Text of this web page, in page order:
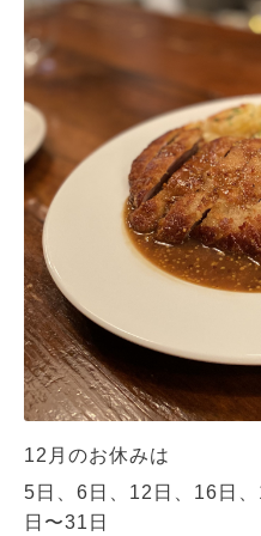
12月のお休みは
5日、6日、12日、16日
日〜31日